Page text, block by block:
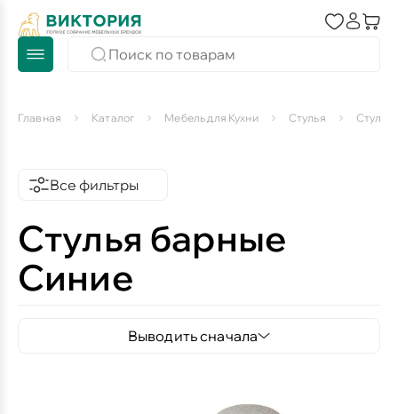
Главная Каталог Мебель для Кухни Стулья Стулья
Все фильтры
Стулья барные
Синие
Выводить сначала